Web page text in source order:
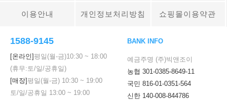
이용안내 개인정보처리방침 쇼핑몰이용약관
1588-9145
[온라인]평일(월-금)10:30 ~ 18:00
(휴무:토/일/공휴일)
[매장]평일(월-금) 10:30 ~ 19:00
토/일/공휴일 13:00 ~ 19:00
BANK INFO
예금주명 (주)빅앤조이
농협 301-0385-8649-11
국민 816-01-0351-564
신한 140-008-844786